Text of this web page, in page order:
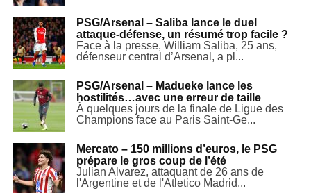
PSG/Arsenal – Saliba lance le duel
attaque-défense, un résumé trop facile ?
Face à la presse, William Saliba, 25 ans,
défenseur central d’Arsenal, a pl...
PSG/Arsenal – Madueke lance les
hostilités…avec une erreur de taille
À quelques jours de la finale de Ligue des
Champions face au Paris Saint-Ge...
Mercato – 150 millions d’euros, le PSG
prépare le gros coup de l’été
Julian Alvarez, attaquant de 26 ans de
l'Argentine et de l'Atletico Madrid...